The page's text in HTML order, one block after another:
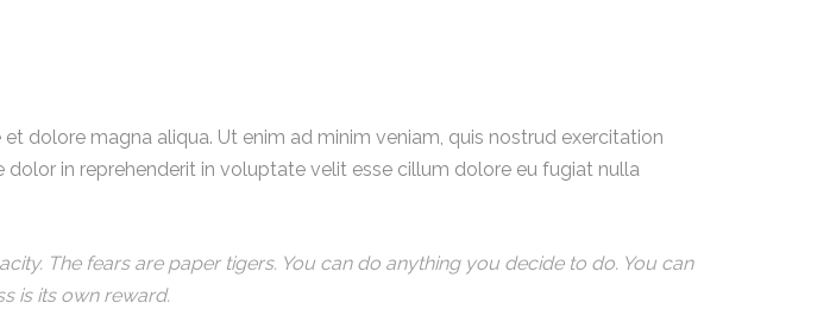
dolore magna aliqua. Ut enim ad minim veniam, quis nostrud exercitation
in reprehenderit in voluptate velit esse cillum dolore eu fugiat nulla
The fears are paper tigers. You can do anything you decide to do. You can
is its own reward.